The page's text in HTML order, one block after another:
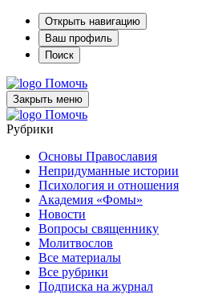
Открыть навигацию
Ваш профиль
Поиск
Помочь
Закрыть меню
Помочь
Рубрики
Основы Православия
Непридуманные истории
Психология и отношения
Академия «Фомы»
Новости
Вопросы священнику
Молитвослов
Все материалы
Все рубрики
Подписка на журнал